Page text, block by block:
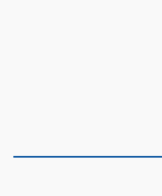
למרמה בעסקת
סמים